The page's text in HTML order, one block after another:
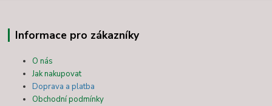
Informace pro zákazníky
O nás
Jak nakupovat
Doprava a platba
Obchodní podmínky